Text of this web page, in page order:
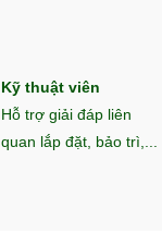
Kỹ thuật viên
Hỗ trợ giải đáp liên
quan lắp đặt, bảo trì,...